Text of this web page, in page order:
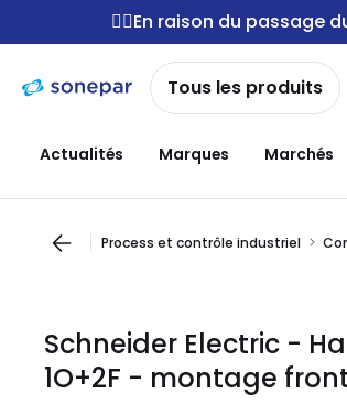
navigation
Passer
au
contenu
🚴‍♂️En raison du passage
Tous les produits
Actualités Marques Marchés
Process et contrôle industriel
Schneider Electric -
1O+2F - montage